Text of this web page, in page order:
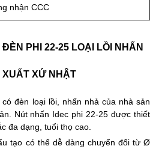
nhận CCC
PHI 22-25 LOẠI LỒI NHẤN
XUẤT XỨ NHẬT
đèn loại lồi, nhấn nhả của nhà sản
Nút nhấn Idec phi 22-25 được thiết
đa dạng, tuổi thọ cao.
tạo có thể dễ dàng chuyển đổi từ Ø